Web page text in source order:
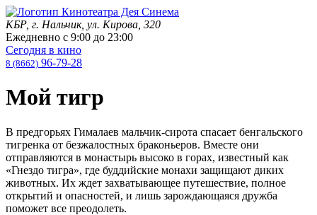
КБР, г. Нальчик, ул. Кирова, 320
Ежедневно с 9:00 до 23:00
Сегодня в кино
8 (8662) 96-79-28
Мой тигр
В предгорьях Гималаев мальчик-сирота спасает бенгальского
тигренка от безжалостных браконьеров. Вместе они
отправляются в монастырь высоко в горах, известный как
«Гнездо тигра», где буддийские монахи защищают диких
животных. Их ждет захватывающее путешествие, полное
открытий и опасностей, и лишь зарождающаяся дружба
поможет все преодолеть.